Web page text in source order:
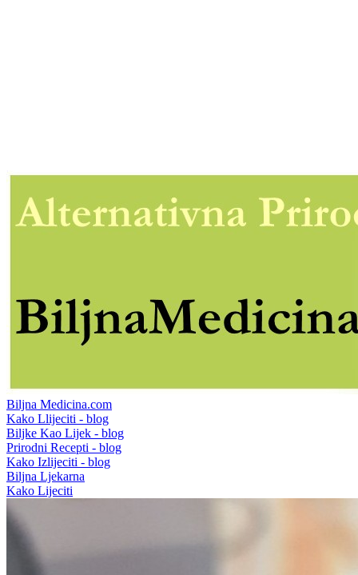
Biljna Medicina.com
Kako Llijeciti - blog
Biljke Kao Lijek - blog
Prirodni Recepti - blog
Kako Izlijeciti - blog
Biljna Ljekarna
Kako Lijeciti